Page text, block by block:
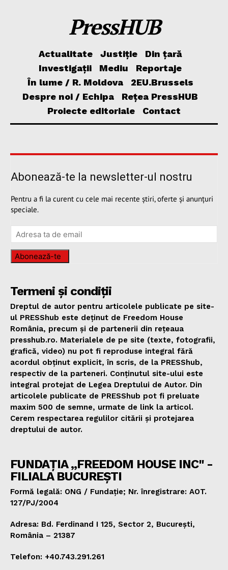
PressHUB
Actualitate Justiție
Din țară
Investigații
Mediu
Reportaje
În lume / R. Moldova
2EU.Brussels
Despre noi / Echipa
Rețea PressHUB
Proiecte editoriale
Contact
Abonează-te la newsletter-ul nostru
Pentru a fi la curent cu cele mai recente știri, oferte și anunțuri
speciale.
Abonează-te
Termeni și condiții
Dreptul de autor pentru articolele publicate pe site-
ul PRESShub este deținut de Freedom House
România, precum și de partenerii din rețeaua
presshub.ro. Materialele de pe site (texte, fotografii,
grafică, video) nu pot fi reproduse integral fără
acordul obținut explicit, în scris, de la PRESShub,
respectiv de la parteneri. Conținutul site-ului este
integral protejat de Legea Dreptului de Autor. Din
articolele publicate de PRESShub pot fi preluate
maxim 500 de semne, urmate de link la articol.
Cerem respectarea regulilor citării și protejarea
dreptului de autor.
FUNDAȚIA „FREEDOM HOUSE INC" -
FILIALA BUCUREȘTI
Formă legală: ONG / Fundație; Nr. înregistrare: AOT.
127/PJ/2004
Adresa: Bd. Ferdinand I 125, Sector 2, București,
România – 21387
Telefon: +40.743.291.261